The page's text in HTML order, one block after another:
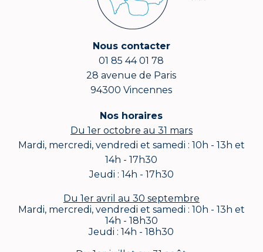
Nous contacter
01 85 44 01 78
28 avenue de Paris
94300 Vincennes
Nos horaires
Du 1er octobre au 31 mars
Mardi, mercredi, vendredi et samedi : 10h - 13h et
14h - 17h30
Jeudi : 14h - 17h30
Du 1er avril au 30 septembre
Mardi, mercredi, vendredi et samedi : 10h - 13h et
14h - 18h30
Jeudi : 14h - 18h30